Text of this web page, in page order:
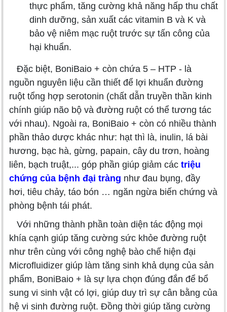
thực phẩm, tăng cường khả năng hấp thu chất
dinh dưỡng, sản xuất các vitamin B và K và
bảo vệ niêm mạc ruột trước sự tấn công của
hại khuẩn.
Đặc biệt, BoniBaio + còn chứa 5 – HTP - là
nguồn nguyên liệu cần thiết để lợi khuẩn đường
ruột tổng hợp serotonin (chất dẫn truyền thần kinh
chính giúp não bộ và đường ruột có thể tương tác
với nhau). Ngoài ra, BoniBaio + còn có nhiều thành
phần thảo dược khác như: hạt thì là, inulin, lá bài
hương, bạc hà, gừng, papain, cây du trơn, hoàng
liên, bạch truật,... góp phần giúp giảm các triệu
chứng của bệnh đại tràng như đau bụng, đầy
hơi, tiêu chảy, táo bón … ngăn ngừa biến chứng và
phòng bệnh tái phát.
Với những thành phần toàn diện tác động mọi
khía cạnh giúp tăng cường sức khỏe đường ruột
như trên cùng với công nghệ bào chế hiện đại
Microfluidizer giúp làm tăng sinh khả dụng của sản
phẩm, BoniBaio + là sự lựa chọn đúng đắn để bổ
sung vi sinh vật có lợi, giúp duy trì sự cân bằng của
hệ vi sinh đường ruột. Đồng thời giúp tăng cường